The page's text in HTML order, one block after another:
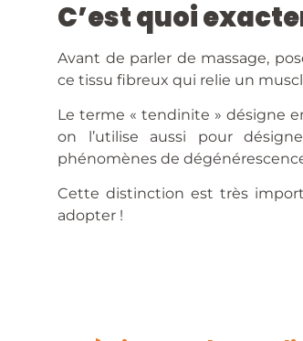
C’est quoi
Avant de parler de massage,
ce tissu fibreux qui relie un
Le terme « tendinite » désigne
on l’utilise aussi pour
phénomènes de
Cette distinction est très
adopter !